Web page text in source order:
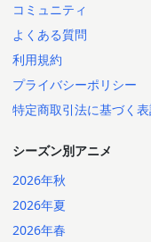
コミュニティ
よくある質問
利用規約
プライバシーポリシー
特定商取引法に基づく
シーズン別アニメ
2026年秋
2026年夏
2026年春